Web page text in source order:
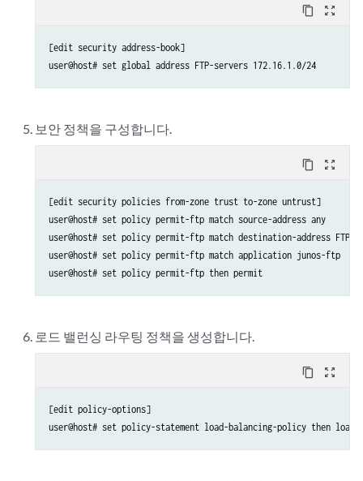
content_copy zoom_out_map
[edit security address-book]
보안 정책을 구성합니다.
content_copy zoom_out_map
[edit security policies from-zone trust to-zone untrust]
user@host# set policy permit-ftp match source-address any
user@host# set policy permit-ftp match destination-address FTP-
user@host# set policy permit-ftp match application junos-ftp
로드 밸런싱 라우팅 정책을 생성합니다.
content_copy zoom_out_map
[edit policy-options]